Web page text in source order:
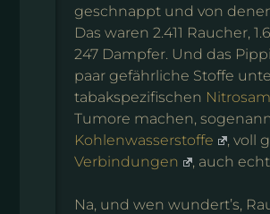
geschnappt und von
Das waren 2.411 Raucher,
247 Dampfer. Und das
paar gefährliche Stoffe
tabakspezifischen
Tumore machen,
Kohlenwasserstoffe
, voll
Verbindungen
, auch
Na, und wen wundert’s,